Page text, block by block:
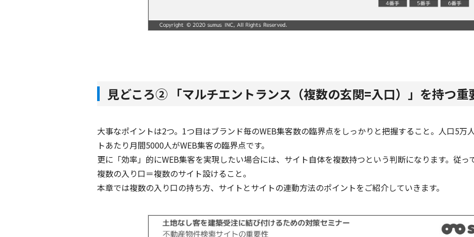
見どころ② 「マルチエントランス（複数の玄関=入口）」を持つ重
大事なポイントは2つ。1つ目はブランド毎のWEB集客数の臨界点をしっかりと把握すること。人口5万
トあたり月間5000人がWEB集客の臨界点です。
更に「効率」的にWEB集客を実現したい場合には、サイト自体を複数持つという判断になります。従っ
複数の入り口＝複数のサイト設けること。
本章では複数の入り口の持ち方、サイトとサイトの連動方法のポイントをご紹介していきます。